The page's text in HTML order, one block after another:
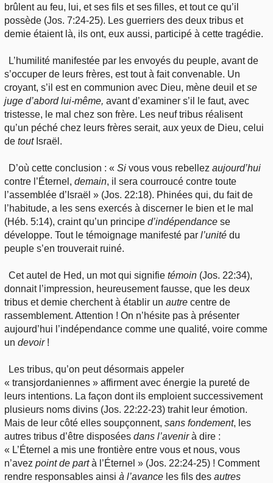
brûlent au feu, lui, et ses fils et ses filles, et tout ce qu’il
possède (Jos. 7:24-25). Les guerriers des deux tribus et
demie étaient là, ils ont, eux aussi, participé à cette tragédie.
L’humilité manifestée par les envoyés du peuple, avant de
s’occuper de leurs frères, est tout à fait convenable. Un
croyant, s’il est en communion avec Dieu, mène deuil etse
juge d’abord lui-même, avant d’examiner s’il le faut, avec
tristesse, le mal chez son frère. Les neuf tribus réalisent
qu’un péché chez leurs frères serait, aux yeux de Dieu, celui
de toutIsraël.
D’où cette conclusion : «Si vous vous rebellezaujourd’hui
contre l’Éternel, demain, il sera courroucé contre toute
l’assemblée d’Israël » (Jos. 22:18). Phinées qui, du fait de
l’habitude, a les sens exercés à discerner le bien et le mal
(Héb. 5:14), craint qu’un principe d’indépendance se
développe. Tout le témoignage manifesté par l’unité du
peuple s’en trouverait ruiné.
Cet autel de Hed, un mot qui signifietémoin (Jos. 22:34),
donnait l’impression, heureusement fausse, que les deux
tribus et demie cherchent à établir un autre centre de
rassemblement. Attention ! On n’hésite pas à présenter
aujourd’hui l’indépendance comme une qualité, voire comme
un devoir!
Les tribus, qu’on peut désormais appeler
« transjordaniennes » affirment avec énergie la pureté de
leurs intentions. La façon dont ils emploient successivement
plusieurs noms divins (Jos. 22:22-23) trahit leur émotion.
Mais de leur côté elles soupçonnent, sans fondement, les
autres tribus d’être disposées dans l’avenirà dire :
« L’Éternel a mis une frontière entre vous et nous, vous
n’avez point de partà l’Éternel » (Jos. 22:24-25) ! Comment
rendre responsables ainsi à l’avance les fils des autres